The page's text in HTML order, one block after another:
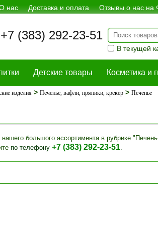
нас Доставка и оплата Отзывы о нас на
+7 (383) 292-23-51
В текущей
Детские товары Косметика и
изделия >Печенье, вафли, пряники, крекер >Печенье
большого ассортимента в рубрике
по телефону +7 (383) 292-23-51.